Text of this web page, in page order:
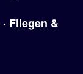
· Fliegen &